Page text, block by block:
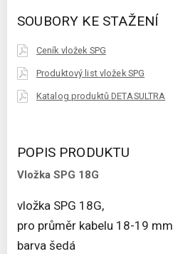
SOUBORY KE STAŽENÍ
Ceník vložek SPG
Produktový list vložek SPG
Katalog produktů DETASULTRA
POPIS PRODUKTU
Vložka SPG 18G
vložka SPG 18G,
pro průměr kabelu 18-19 mm
barva šedá